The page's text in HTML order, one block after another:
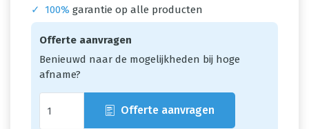
✓
100% garantie op alle producten
Offerte aanvragen
Benieuwd naar de mogelijkheden bij hoge
afname?
Offerte aanvragen